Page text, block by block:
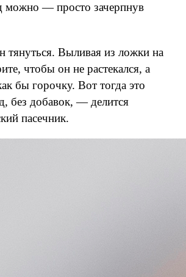
можно — просто зачерпнув
Выливая из ложки на
чтобы он не растекался, а
бы горочку. Вот тогда это
без добавок, — делится
пасечник.